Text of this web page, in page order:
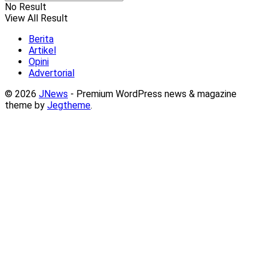
No Result
View All Result
Berita
Artikel
Opini
Advertorial
© 2026 JNews - Premium WordPress news & magazine
theme by Jegtheme.